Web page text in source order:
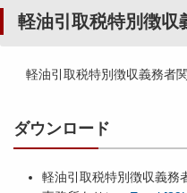
軽油引取税特別徴収
軽油引取税特別徴収義務者
ダウンロード
軽油引取税特別徴収義務